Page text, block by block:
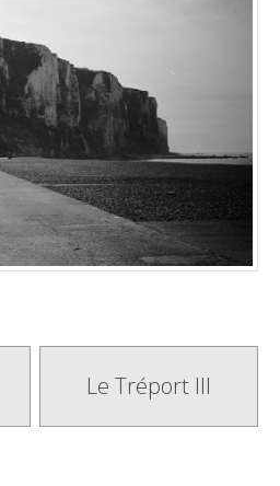
Le Tréport III